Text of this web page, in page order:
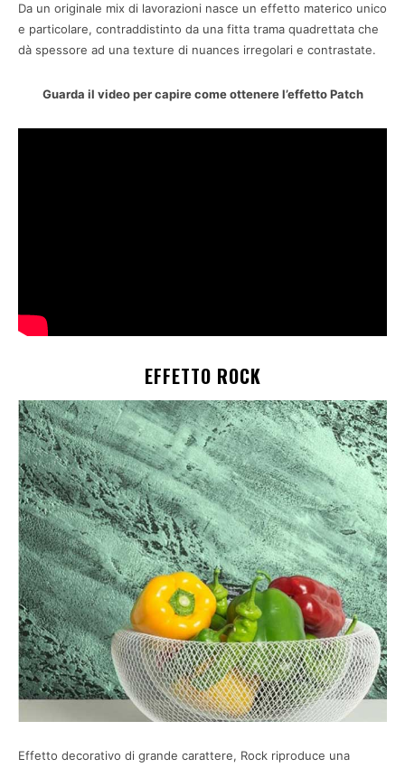
Da un originale mix di lavorazioni nasce un effetto materico unico
e particolare, contraddistinto da una fitta trama quadrettata che
dà spessore ad una texture di nuances irregolari e contrastate.
Guarda il video per capire come ottenere l’effetto Patch
EFFETTO ROCK
Effetto decorativo di grande carattere, Rock riproduce una